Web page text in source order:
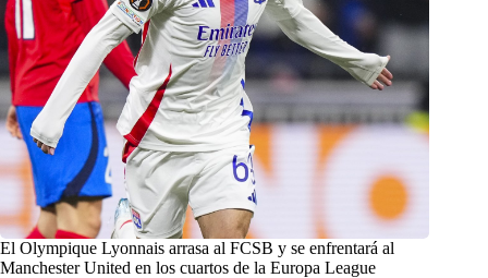
El Olympique Lyonnais arrasa al FCSB y se enfrentará al
Manchester United en los cuartos de la Europa League